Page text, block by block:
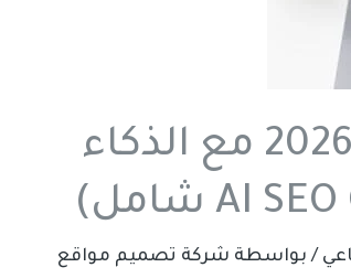
كيف يعمل SEO في 2026 مع الذكاء
/ بواسطة شركة تصميم مواقع